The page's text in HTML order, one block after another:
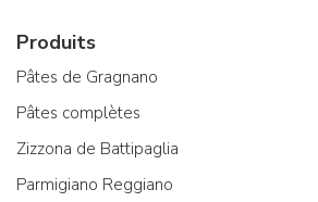
Produits
Pâtes de Gragnano
Pâtes complètes
Zizzona de Battipaglia
Parmigiano Reggiano